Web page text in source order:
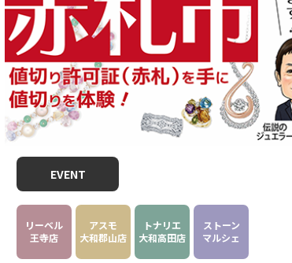
EVENT
リーベル
王寺店
アスモ
大和郡山店
トナリエ
大和高田店
ストーン
マルシェ